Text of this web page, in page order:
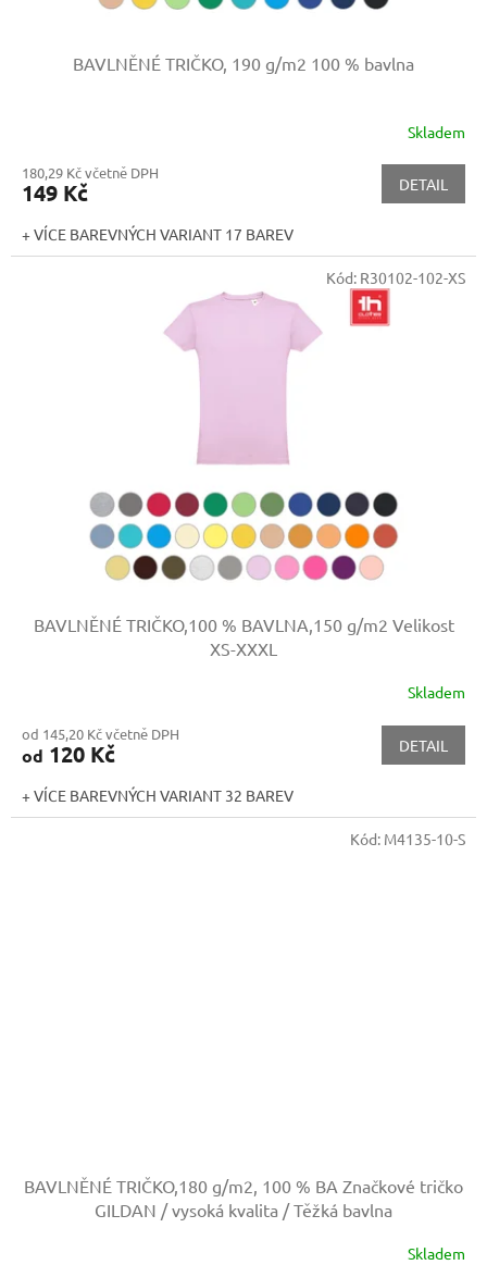
BAVLNĚNÉ TRIČKO, 190 g/m2 100 % bavlna
Skladem
180,29 Kč včetně DPH
149 Kč DETAIL
+ VÍCE BAREVNÝCH VARIANT 17 BAREV
BAVLNĚNÉ TRIČKO,100 % BAVLNA,150 g/m2 Velikost
XS-XXXL
Skladem
od 145,20 Kč včetně DPH
od 120 Kč DETAIL
+ VÍCE BAREVNÝCH VARIANT 32 BAREV
Kód: R30102-102-XS
BAVLNĚNÉ TRIČKO,180 g/m2, 100 % BA Značkové tričko
GILDAN / vysoká kvalita / Těžká bavlna
Skladem
Kód: M4135-10-S